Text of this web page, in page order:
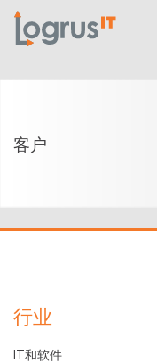
客户
行业
IT和软件